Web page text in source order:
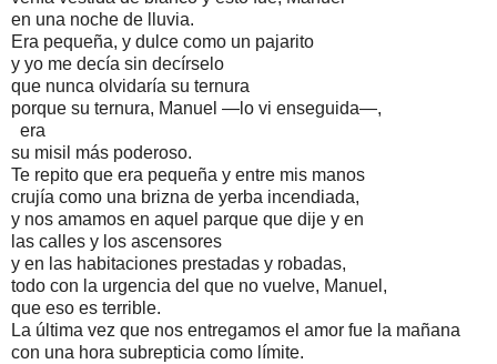
en una noche de lluvia.
Era pequeña, y dulce como un pajarito
y yo me decía sin decírselo
que nunca olvidaría su ternura
porque su ternura, Manuel —lo vi enseguida—,
era
su misil más poderoso.
Te repito que era pequeña y entre mis manos
crujía como una brizna de yerba incendiada,
y nos amamos en aquel parque que dije y en
las calles y los ascensores
y en las habitaciones prestadas y robadas,
todo con la urgencia del que no vuelve, Manuel,
que eso es terrible.
La última vez que nos entregamos el amor fue la mañana
con una hora subrepticia como límite.